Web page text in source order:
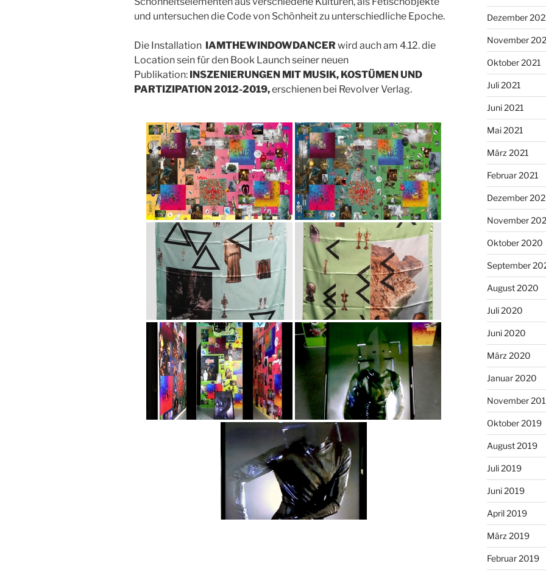
und untersuchen die Code von Schönheit zu unterschiedliche Epoche.
Die Installation IAMTHEWINDOWDANCERwird auch am 4.12. die
Location sein für den Book Launch seiner neuen
Publikation: INSZENIERUNGEN MIT MUSIK, KOSTÜMEN UND
PARTIZIPATION 2012-2019,erschienen bei Revolver Verlag.
Dezember
November
Oktober 2021
Juli 2021
Juni 2021
Mai 2021
März 2021
Februar 2021
Dezember
November
Oktober 2020
September
August 2020
Juli 2020
Juni 2020
März 2020
Januar 2020
November
Oktober 2019
August 2019
Juli 2019
Juni 2019
April 2019
März 2019
Februar 2019